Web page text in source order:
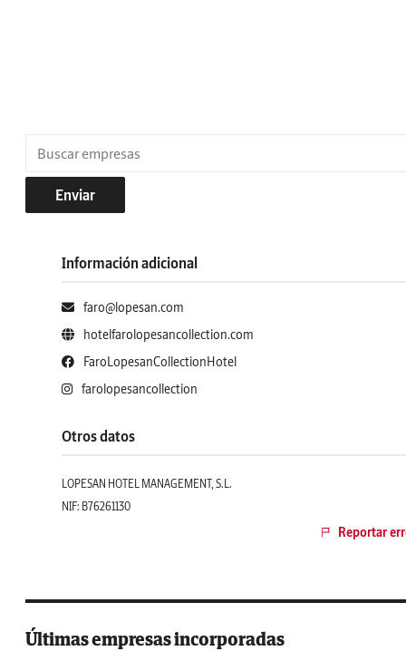
Enviar
Información adicional
faro@lopesan.com
hotelfarolopesancollection.com
FaroLopesanCollectionHotel
farolopesancollection
Otros datos
LOPESAN HOTEL MANAGEMENT, S.L.
NIF: B76261130
Reportar
Últimas empresas incorporadas